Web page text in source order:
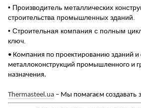
• Производитель металлических
строительства промышленных зданий.
• Строительная компания с полным
ключ.
• Компания по проектированию зданий и
металлоконструкций промышленного и
назначения.
Thermasteel.ua – Мы помагаєм создавать